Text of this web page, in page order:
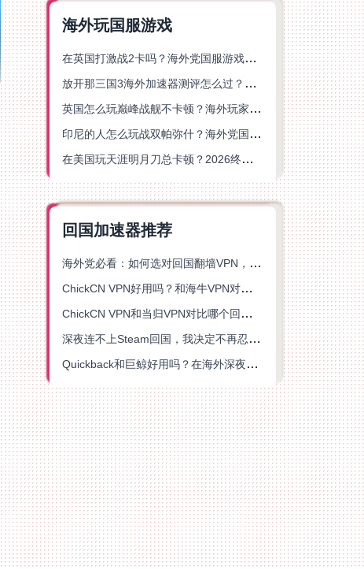
海外玩国服游戏
在英国打激战2卡吗？海外党国服游戏不卡顿的终极解决方案
放开那三国3海外加速器测评怎么过？海外党亲测有效的国服游戏加速指南
英国怎么玩巅峰战舰不卡顿？海外玩家国服游戏加速器终极指南
印尼的人怎么玩战双帕弥什？海外党国服游戏加速避坑指南
在美国玩天涯明月刀总卡顿？2026终极指南：选对加速器让你丝滑连招
回国加速器推荐
海外党必看：如何选对回国翻墙VPN，无缝解锁国内资源？
ChickCN VPN好用吗？和海牛VPN对比哪个回国效果更好？
ChickCN VPN和当归VPN对比哪个回国效果更好？海外党亲测后选了它
深夜连不上Steam回国，我决定不再忍受这数字鸿沟
Quickback和巨鲸好用吗？在海外深夜想刷B站、追爱奇艺的你，或许正需要这份答案